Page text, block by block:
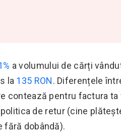
a volumului de cărți
la 135 RON. Diferențele
contează pentru factura
de retur (cine
fără dobândă).